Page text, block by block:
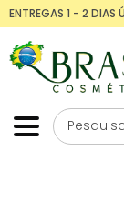
ENTREGAS 1 - 2 DIAS